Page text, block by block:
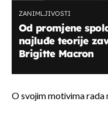
ZANIMLJIVOSTI
Od promjene
najluđe teorije
Brigitte Macron
O svojim motivima